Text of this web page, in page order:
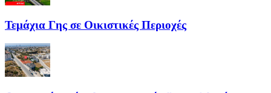
Τεμάχια Γης σε Οικιστικές Περιοχές